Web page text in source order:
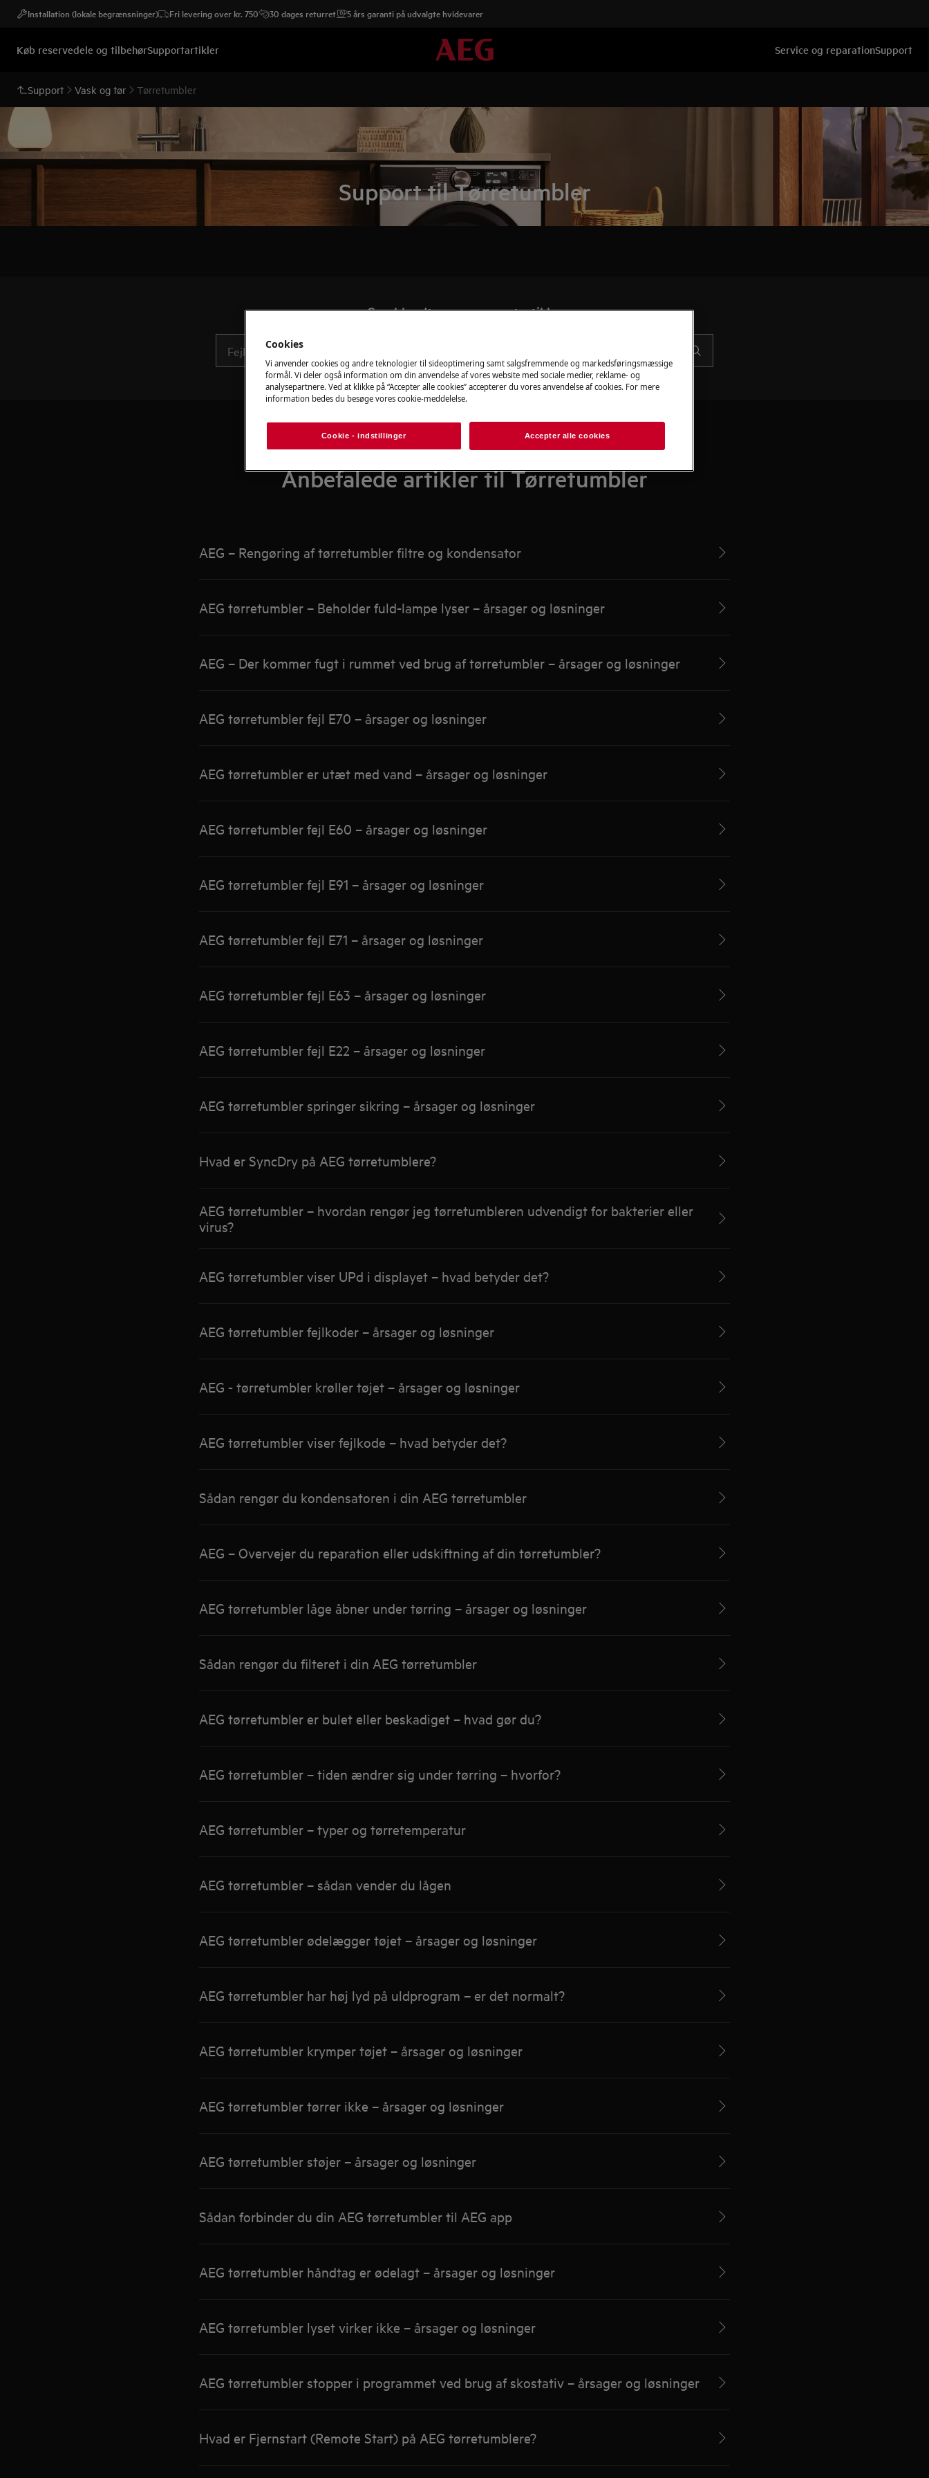
Installation (lokale begrænsninger) Fri levering over kr. 750 30 dages returret 5 års garanti på udvalgte hvidevarer
Køb reservedele og tilbehørSupportartikler Service og reparationSupport
Support Vask og tør Tørretumbler
Support til Tørretumbler
Søg blandt vores supportartikler
Anbefalede artikler til Tørretumbler
AEG – Rengøring af tørretumbler filtre og kondensator
AEG tørretumbler – Beholder fuld-lampe lyser – årsager og løsninger
AEG – Der kommer fugt i rummet ved brug af tørretumbler – årsager og løsninger
AEG tørretumbler fejl E70 – årsager og løsninger
AEG tørretumbler er utæt med vand – årsager og løsninger
AEG tørretumbler fejl E60 – årsager og løsninger
AEG tørretumbler fejl E91 – årsager og løsninger
AEG tørretumbler fejl E71 – årsager og løsninger
AEG tørretumbler fejl E63 – årsager og løsninger
AEG tørretumbler fejl E22 – årsager og løsninger
AEG tørretumbler springer sikring – årsager og løsninger
Hvad er SyncDry på AEG tørretumblere?
AEG tørretumbler – hvordan rengør jeg tørretumbleren udvendigt for bakterier eller
virus?
AEG tørretumbler viser UPd i displayet – hvad betyder det?
AEG tørretumbler fejlkoder – årsager og løsninger
AEG - tørretumbler krøller tøjet – årsager og løsninger
AEG tørretumbler viser fejlkode – hvad betyder det?
Sådan rengør du kondensatoren i din AEG tørretumbler
AEG – Overvejer du reparation eller udskiftning af din tørretumbler?
AEG tørretumbler låge åbner under tørring – årsager og løsninger
Sådan rengør du filteret i din AEG tørretumbler
AEG tørretumbler er bulet eller beskadiget – hvad gør du?
AEG tørretumbler – tiden ændrer sig under tørring – hvorfor?
AEG tørretumbler – typer og tørretemperatur
AEG tørretumbler – sådan vender du lågen
AEG tørretumbler ødelægger tøjet – årsager og løsninger
AEG tørretumbler har høj lyd på uldprogram – er det normalt?
AEG tørretumbler krymper tøjet – årsager og løsninger
AEG tørretumbler tørrer ikke – årsager og løsninger
AEG tørretumbler støjer – årsager og løsninger
Sådan forbinder du din AEG tørretumbler til AEG app
AEG tørretumbler håndtag er ødelagt – årsager og løsninger
AEG tørretumbler lyset virker ikke – årsager og løsninger
AEG tørretumbler stopper i programmet ved brug af skostativ – årsager og løsninger
Hvad er Fjernstart (Remote Start) på AEG tørretumblere?
Cookies
Vi anvender cookies og andre teknologier til sideoptimering samt salgsfremmende og markedsføringsmæssige
formål. Vi deler også information om din anvendelse af vores website med sociale medier, reklame- og
analysepartnere. Ved at klikke på “Accepter alle cookies” accepterer du vores anvendelse af cookies. For mere
information bedes du besøge vores cookie-meddelelse.
Cookie - indstillinger Accepter alle cookies